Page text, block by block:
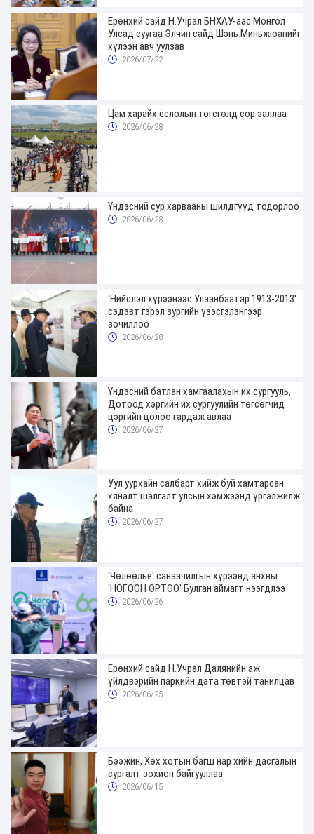
Ерөнхий сайд Н.Учрал БНХАУ-аас Монгол
Улсад суугаа Элчин сайд Шэнь Миньжюанийг
хүлээн авч уулзав
2026/07/22
Цам харайх ёслолын төгсгөлд сор заллаа
2026/06/28
Үндэсний сур харвааны шилдгүүд тодорлоо
2026/06/28
'Нийслэл хүрээнээс Улаанбаатар 1913-2013'
сэдэвт гэрэл зургийн үзэсгэлэнгээр
зочиллоо
2026/06/28
Үндэсний батлан хамгаалахын их сургууль,
Дотоод хэргийн их сургуулийн төгсөгчид
цэргийн цолоо гардаж авлаа
2026/06/27
Уул уурхайн салбарт хийж буй хамтарсан
хяналт шалгалт улсын хэмжээнд үргэлжилж
байна
2026/06/27
'Чөлөөлье' санаачилгын хүрээнд анхны
'НОГООН ӨРТӨӨ' Булган аймагт нээгдлээ
2026/06/26
Ерөнхий сайд Н.Учрал Далянийн аж
үйлдвэрийн паркийн дата төвтэй танилцав
2026/06/25
Бээжин, Хөх хотын багш нар хийн дасгалын
сургалт зохион байгууллаа
2026/06/15